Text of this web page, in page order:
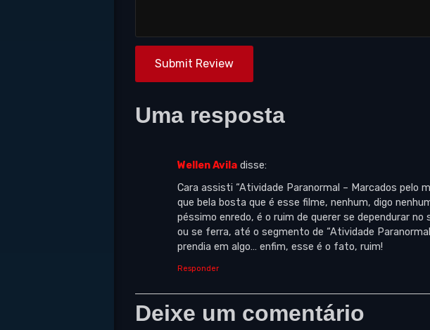
Submit Review
Uma resposta
Wellen Avila disse:
Cara assisti “Atividade Paranormal – Marcados pelo
que bela bosta que é esse filme, nenhum, digo
péssimo enredo, é o ruim de querer se dependurar
ou se ferra, até o segmento de “Atividade
prendia em algo… enfim, esse é o fato, ruim!
Responder
Deixe um comentário